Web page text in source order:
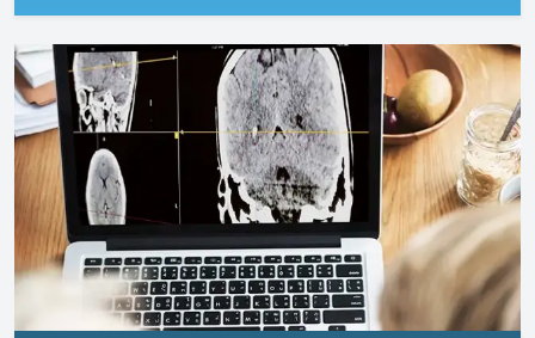
werden. Die Unterrichtsinhalte werden darüber hinaus
indexiert und können somit bequem nach Stichwörtern
durchsucht werden.